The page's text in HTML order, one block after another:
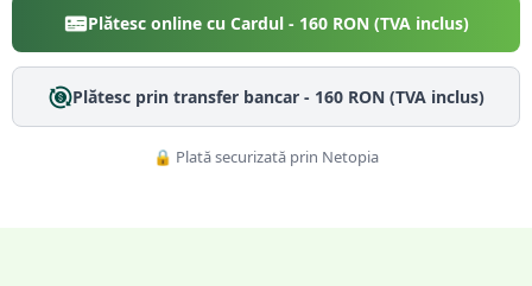
Plătesc online cu Cardul - 160RON (TVA inclus)
Plătesc prin transfer bancar - 160RON (TVA inclus)
🔒 Plată securizată prin Netopia